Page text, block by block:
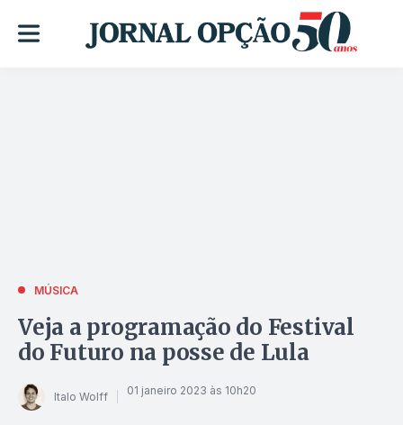
MÚSICA
Veja a programação do Festival
do Futuro na posse de Lula
Italo Wolff 01 janeiro 2023 às 10h20